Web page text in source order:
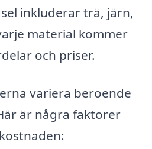
inkluderar trä, järn,
material kommer
och priser.
variera beroende
är några faktorer